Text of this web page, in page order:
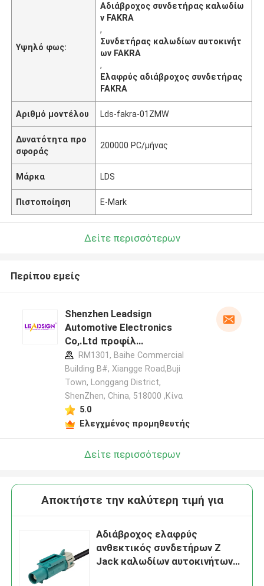
Υψηλό φως:
Αδιάβροχος συνδετήρας καλωδίω
ν FAKRA
,
Συνδετήρας καλωδίων αυτοκινήτ
ων FAKRA
,
Ελαφρύς αδιάβροχος συνδετήρας
FAKRA
Αριθμό μοντέλου Lds-fakra-01ZMW
Δυνατότητα προ
σφοράς
200000 PC/μήνας
Μάρκα LDS
Πιστοποίηση E-Mark
Δείτε περισσότερων
Περίπου εμείς
Shenzhen Leadsign
Automotive Electronics
Co,.Ltd προφίλ
κατασκευαστή
RM1301, Baihe Commercial
Building B#, Xiangge Road,Buji
Town, Longgang District,
ShenZhen, China, 518000 ,Κίνα
5.0
Ελεγχμένος προμηθευτής
Δείτε περισσότερων
Αποκτήστε την καλύτερη τιμή για
Αδιάβροχος ελαφρύς
ανθεκτικός συνδετήρων Ζ
Jack καλωδίων αυτοκινήτων